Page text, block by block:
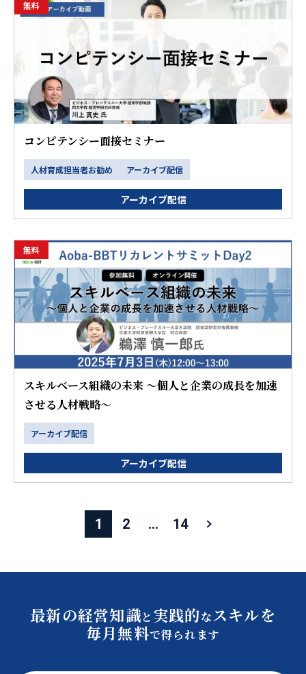
無料
コンピテンシー面接セミナー
人材育成担当者お勧め アーカイブ配信
アーカイブ配信
無料
スキルベース組織の未来 ～個人と企業の成長を加速
させる人材戦略～
アーカイブ配信
アーカイブ配信
1 2 … 14
最新の経営知識と 実践的なスキルを
毎月無料で得られます